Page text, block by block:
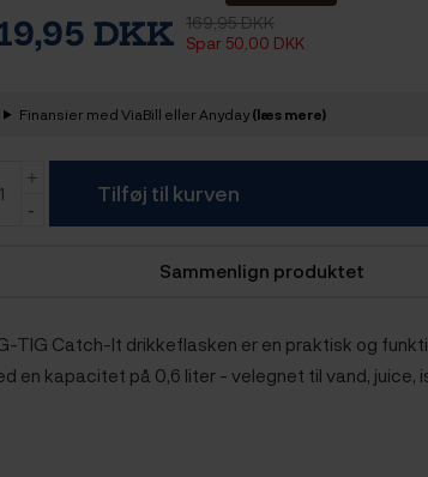
DKK 169,95 DKK
Spar 50,00 DKK
Finansier med ViaBill eller Anyday(læs mere)
Tilføj til kurven
Sammenlign produktet
TIG Catch-It drikkeflasken er en praktisk og
en kapacitet på 0,6 liter - velegnet til vand, juice,